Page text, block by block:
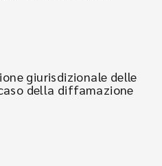
giurisdizionale delle
della diffamazione